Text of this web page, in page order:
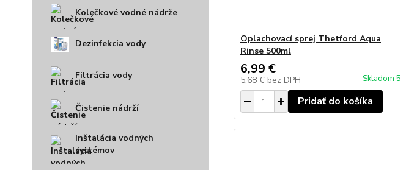
Kolečkové vodné nádrže
Dezinfekcia vody
Filtrácia vody
Čistenie nádrží
Inštalácia vodných
systémov
Oplachovací sprej Thetford Aqua
Rinse 500ml
6,99 €
5,68 € bez DPH Skladom 5
Pridať do košíka